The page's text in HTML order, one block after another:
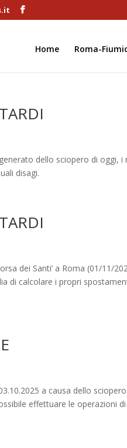
Home Roma-
dello sciopero di oggi,
disagi.
dei Santi’ a Roma (01/11/
di calcolare i propri
a causa dello
effettuare le operazioni